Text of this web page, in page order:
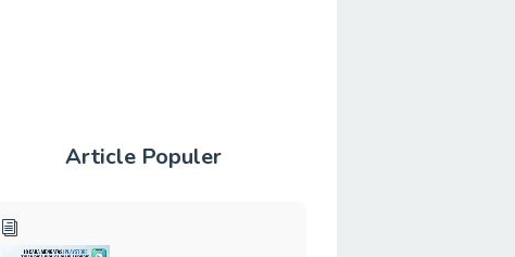
Article Populer